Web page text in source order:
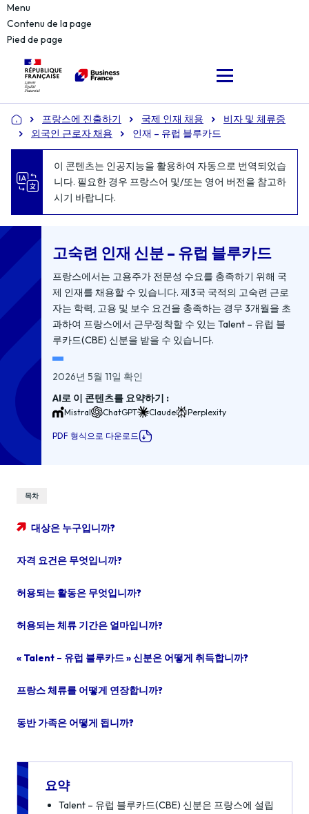
Menu
Contenu de la page
Pied de page
Accueil 프랑스에 진출하기 국제 인재 채용
비자 및 체류증
외국인 근로자 채용
인재 – 유럽 블루카드
이 콘텐츠는 인공지능을 활용하여 자동으로 번역되었습
니다. 필요한 경우 프랑스어 및/또는 영어 버전을 참고하
시기 바랍니다.
고숙련 인재 신분 – 유럽 블루카드
프랑스에서는 고용주가 전문성 수요를 충족하기 위해 국
제 인재를 채용할 수 있습니다. 제3국 국적의 고숙련 근로
자는 학력, 고용 및 보수 요건을 충족하는 경우 3개월을 초
과하여 프랑스에서 근무·정착할 수 있는 Talent – 유럽 블
루카드(CBE) 신분을 받을 수 있습니다.
2026년 5월 11일 확인
AI로 이 콘텐츠를 요약하기 :
Mistral ChatGPT Claude Perplexity
PDF 형식으로 다운로드
목차
대상은 누구입니까?
자격 요건은 무엇입니까?
허용되는 활동은 무엇입니까?
허용되는 체류 기간은 얼마입니까?
« Talent – 유럽 블루카드 » 신분은 어떻게 취득합니까?
프랑스 체류를 어떻게 연장합니까?
동반 가족은 어떻게 됩니까?
요약
Talent – 유럽 블루카드(CBE) 신분은 프랑스에 설립